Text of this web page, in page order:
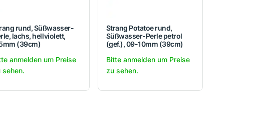
rund, Süßwasser-
lachs, hellviolett,
(39cm)
anmelden um Preise
sehen.
Strang Potatoe rund,
Süßwasser-Perle petrol
(gef.), 09-10mm (39cm)
Bitte anmelden um Preise
zu sehen.